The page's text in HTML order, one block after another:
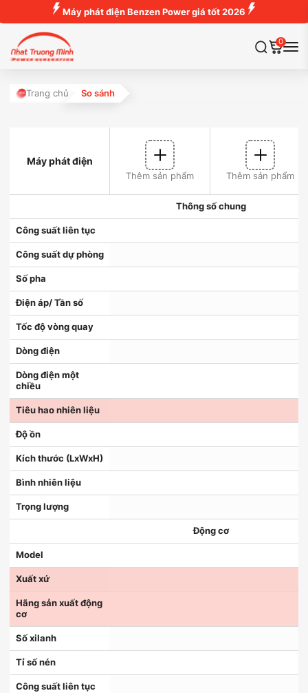
Máy phát điện Benzen Power giá tốt 2026
0
Trang chủ So sánh
Máy phát điện
Thêm sản phẩm Thêm sản phẩm
Thông số chung
Công suất liên tục
Công suất dự phòng
Số pha
Điện áp/ Tần số
Tốc độ vòng quay
Dòng điện
Dòng điện một
chiều
Tiêu hao nhiên liệu
Độ ồn
Kích thước (LxWxH)
Bình nhiên liệu
Trọng lượng
Động cơ
Model
Xuất xứ
Hãng sản xuất động
cơ
Số xilanh
Tỉ số nén
Công suất liên tục